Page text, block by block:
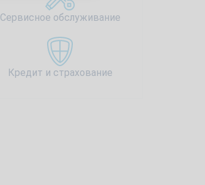
Сервисное обслуживание
Кредит и страхование